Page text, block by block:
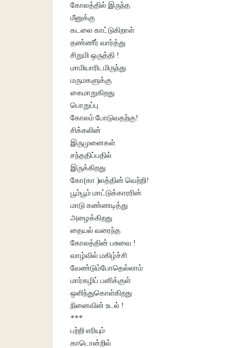
கோலத்தில் இருந்த
மீனுக்கு
கடலை காட்டுகிறாள்
தண்ணீர் வார்த்து
சிறுமி ஒருத்தி !
மாமியாரிடமிருந்து
மருமகளுக்கு
கைமாறுகிறது
பொறுப்பு
கோலம் போடுவதற்கு!
சிக்கலின்
இருமுனைகள்
சந்ததிப்பதில்
இருக்கிறது
கோ(கா )லத்தின் வெற்றி!
பூம்பூம் மாட்டுக்காரரின்
மாடு கண்ணடித்து
அழைக்கிறது
தையல் வரைந்த
கோலத்தின் பசுவை !
வாழ்வில் மகிழ்ச்சி
வேண்டும்போதெல்லாம்
மார்கழிப் பனிக்குள்
ஒளிந்துகொள்கிறது
நினைவின் உடல் !
***
பற்றி எரியும்
காடொன்றில்